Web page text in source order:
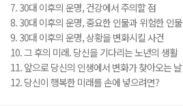
7. 30대 이후의 운명, 건강에서 주의할 점
8. 30대 이후의 운명, 중요한 인물과 위험한 인물
9. 30대 이후의 운명, 상황을 변화시킬 사건
10. 그 후의 미래. 당신을 기다리는 노년의 생활
11. 앞으로 당신의 인생에서 변화가 찾아오는 날
12. 당신이 행복한 미래를 손에 넣으려면?